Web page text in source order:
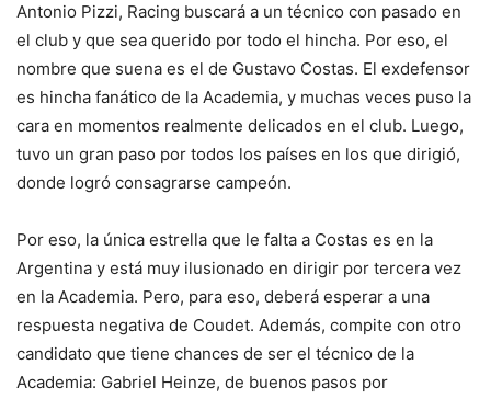
Antonio Pizzi, Racing buscará a un técnico con pasado en
el club y que sea querido por todo el hincha. Por eso, el
nombre que suena es el de Gustavo Costas. El exdefensor
es hincha fanático de la Academia, y muchas veces puso la
cara en momentos realmente delicados en el club. Luego,
tuvo un gran paso por todos los países en los que dirigió,
donde logró consagrarse campeón.
Por eso, la única estrella que le falta a Costas es en la
Argentina y está muy ilusionado en dirigir por tercera vez
en la Academia. Pero, para eso, deberá esperar a una
respuesta negativa de Coudet. Además, compite con otro
candidato que tiene chances de ser el técnico de la
Academia: Gabriel Heinze, de buenos pasos por